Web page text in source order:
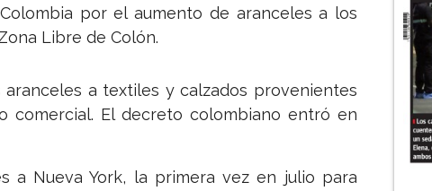
por el aumento de aranceles a los
Libre de Colón.
a textiles y calzados provenientes
comercial. El decreto colombiano entró en
a Nueva York, la primera vez en julio para